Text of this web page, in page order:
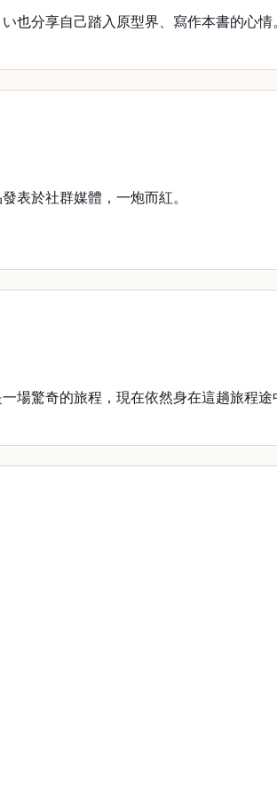
也分享自己踏入原型界、寫作本書的心情
於社群媒體，一炮而紅。
驚奇的旅程，現在依然身在這趟旅程途